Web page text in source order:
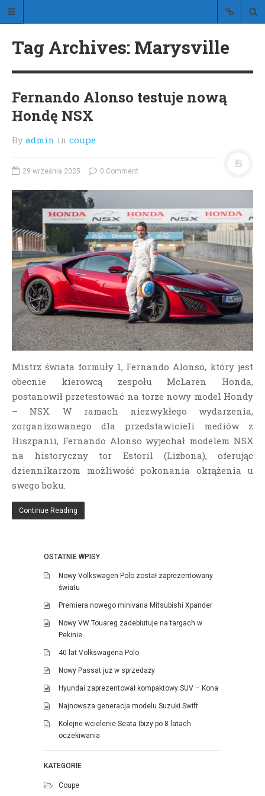
Stylistic
blog o stylowych samochodach
STRONA GŁÓWNA
KONTAKT
Tag Archives: Marysville
Fernando Alonso testuje nową
Hondę NSX
By admin in coupe
29 września 2025 0 Comment
Mistrz świata formuły 1, Fernando Alonso, który jest
obecnie kierowcą zespołu McLaren Honda,
postanowił przetestować na torze nowy model Hondy
– NSX.W ramach niezwykłego wydarzenia,
zorganizowanego dla przedstawicieli mediów z
Hiszpanii, Fernando Alonso wyjechał modelem NSX
na historyczny tor Estoril (Lizbona), oferując
dziennikarzom możliwość pokonania okrążenia u
swego boku.
Continue Reading
OSTATNIE WPISY
Nowy Volkswagen Polo został zaprezentowany
światu
Premiera nowego minivana Mitsubishi Xpander
Nowy VW Touareg zadebiutuje na targach w
Pekinie
40 lat Volkswagena Polo
Nowy Passat już w sprzedaży
Hyundai zaprezentował kompaktowy SUV – Kona
Najnowsza generacja modelu Suzuki Swift
Kolejne wcielenie Seata Ibizy po 8 latach
oczekiwania
KATEGORIE
Coupe